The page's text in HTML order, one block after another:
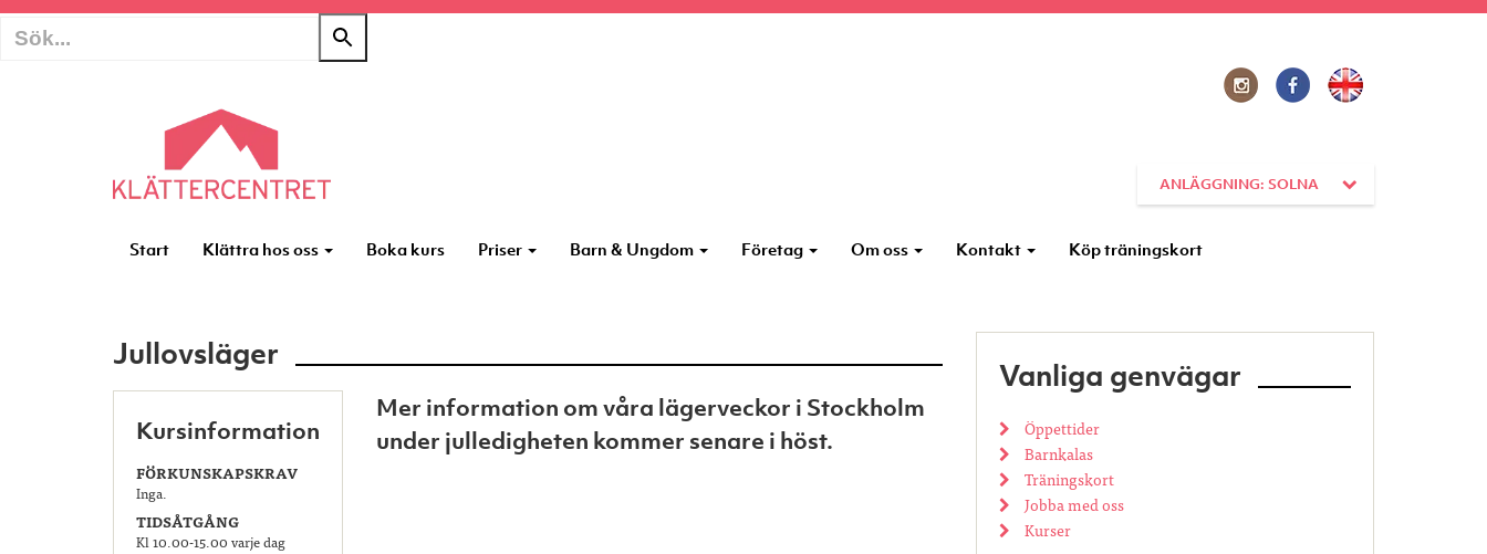
ANLÄGGNING: SOLNA
Start Klättra hos oss Boka kurs Priser Barn & Ungdom Företag Om oss Kontakt Köp träningskort
Jullovsläger
Kursinformation
FÖRKUNSKAPSKRAV
Inga.
TIDSÅTGÅNG
Kl 10.00-15.00 varje dag
Mer information om våra lägerveckor i Stockholm
under julledigheten kommer senare i höst.
Vanliga genvägar
Öppettider
Barnkalas
Träningskort
Jobba med oss
Kurser